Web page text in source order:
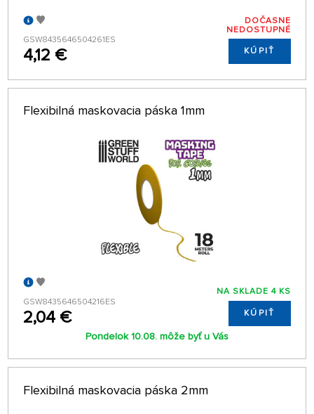
GSW8435646504261ES
4,12 €
DOČASNE
NEDOSTUPNÉ
KÚPIŤ
Flexibilná maskovacia páska 1mm
GSW8435646504216ES
2,04 €
NA SKLADE 4 KS
KÚPIŤ
Pondelok 10.08. môže byť u Vás
Flexibilná maskovacia páska 2mm